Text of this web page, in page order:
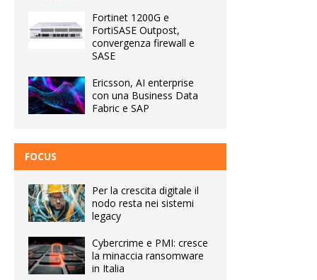
Fortinet 1200G e
FortiSASE Outpost,
convergenza firewall e
SASE
Ericsson, AI enterprise
con una Business Data
Fabric e SAP
FOCUS
Per la crescita digitale il
nodo resta nei sistemi
legacy
Cybercrime e PMI: cresce
la minaccia ransomware
in Italia